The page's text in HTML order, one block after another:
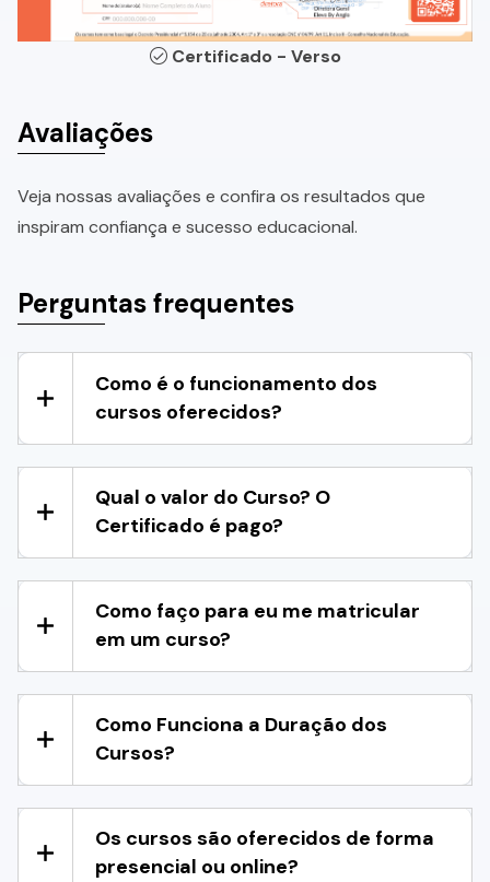
Certificado - Verso
Avaliações
Veja nossas avaliações e confira os resultados que
inspiram confiança e sucesso educacional.
Perguntas frequentes
Como é o funcionamento dos
cursos oferecidos?
Qual o valor do Curso? O
Certificado é pago?
Como faço para eu me matricular
em um curso?
Como Funciona a Duração dos
Cursos?
Os cursos são oferecidos de forma
presencial ou online?